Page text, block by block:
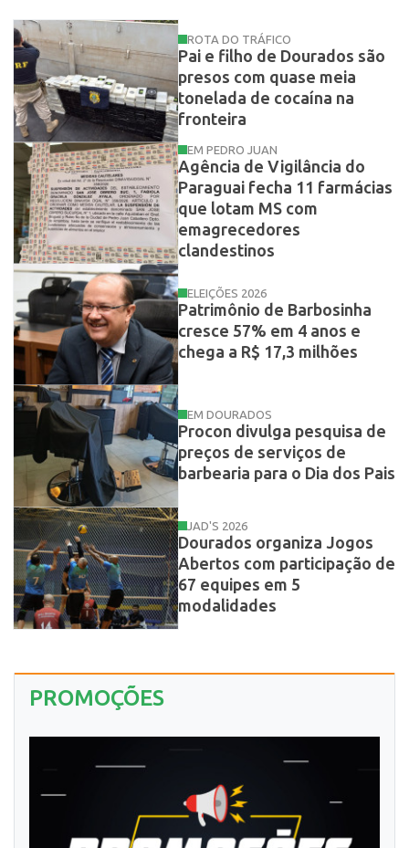
ROTA DO TRÁFICO
Pai e filho de Dourados são
presos com quase meia
tonelada de cocaína na
fronteira
EM PEDRO JUAN
Agência de Vigilância do
Paraguai fecha 11 farmácias
que lotam MS com
emagrecedores
clandestinos
ELEIÇÕES 2026
Patrimônio de Barbosinha
cresce 57% em 4 anos e
chega a R$ 17,3 milhões
EM DOURADOS
Procon divulga pesquisa de
preços de serviços de
barbearia para o Dia dos Pais
JAD'S 2026
Dourados organiza Jogos
Abertos com participação de
67 equipes em 5
modalidades
PROMOÇÕES